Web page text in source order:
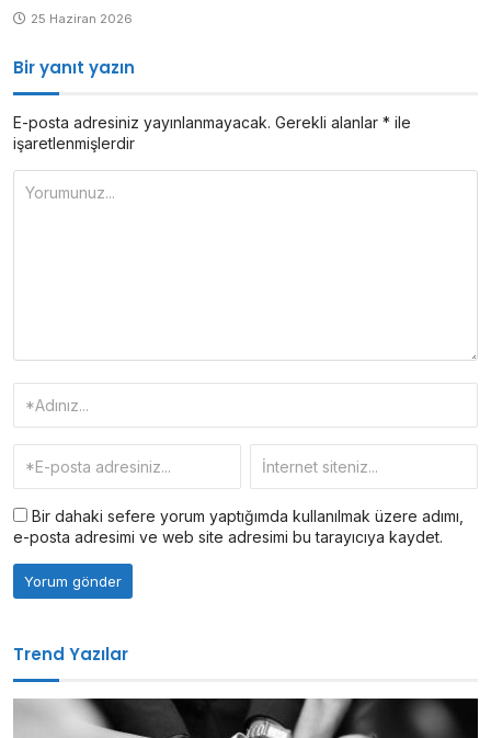
25 Haziran 2026
Bir yanıt yazın
E-posta adresiniz yayınlanmayacak. Gerekli alanlar * ile
işaretlenmişlerdir
Bir dahaki sefere yorum yaptığımda kullanılmak üzere adımı,
e-posta adresimi ve web site adresimi bu tarayıcıya kaydet.
Trend Yazılar